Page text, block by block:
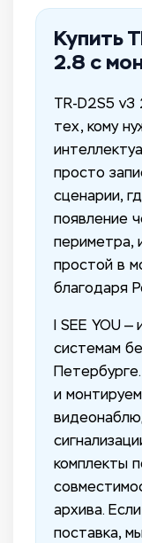
Купить
2.8 с
TR-D2S5 v3
тех, кому
просто
сценарии,
появление
периметра,
простой в
благодаря
I SEE YOU
системам
и
комплекты
архива.
поставка,